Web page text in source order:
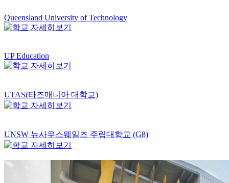
Queensland University of Technology
UP Education
UTAS(타즈매니아 대학교)
UNSW 뉴사우스웨일즈 주립대학교 (G8)